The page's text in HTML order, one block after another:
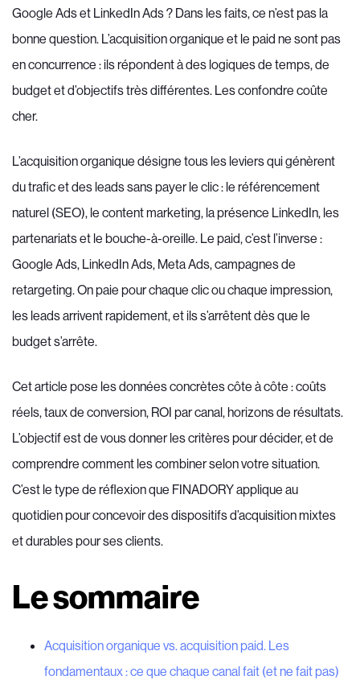
Google Ads et LinkedIn Ads ? Dans les faits, ce n’est pas la
bonne question. L’acquisition organique et le paid ne sont pas
en concurrence : ils répondent à des logiques de temps, de
budget et d’objectifs très différentes. Les confondre coûte
cher.
L’acquisition organique désigne tous les leviers qui génèrent
du trafic et des leads sans payer le clic : le référencement
naturel (SEO), le content marketing, la présence LinkedIn, les
partenariats et le bouche-à-oreille. Le paid, c’est l’inverse :
Google Ads, LinkedIn Ads, Meta Ads, campagnes de
retargeting. On paie pour chaque clic ou chaque impression,
les leads arrivent rapidement, et ils s’arrêtent dès que le
budget s’arrête.
Cet article pose les données concrètes côte à côte : coûts
réels, taux de conversion, ROI par canal, horizons de résultats.
L’objectif est de vous donner les critères pour décider, et de
comprendre comment les combiner selon votre situation.
C’est le type de réflexion que FINADORY applique au
quotidien pour concevoir des dispositifs d’acquisition mixtes
et durables pour ses clients.
Le sommaire
Acquisition organique vs. acquisition paid. Les
fondamentaux : ce que chaque canal fait (et ne fait pas)